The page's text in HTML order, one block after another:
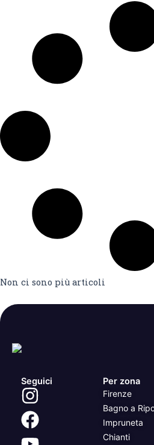
Non ci sono più articoli
Seguici Per zona
Firenze
Bagno a
Impruneta
Chianti